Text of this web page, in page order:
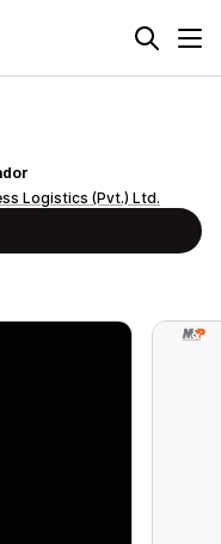
Logistics (Pvt.) Ltd.